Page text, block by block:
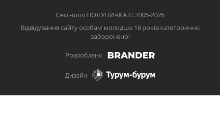
Секс-шоп ПОЛУНИЧКА © 2006-2026
Відвідування сайту особам молодше 18 років категорично
заборонено!
Розроблено
Дизайн